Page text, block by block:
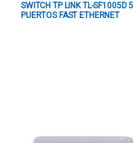
SWITCH TP LINK TL-SF1005D 5
PUERTOS FAST ETHERNET